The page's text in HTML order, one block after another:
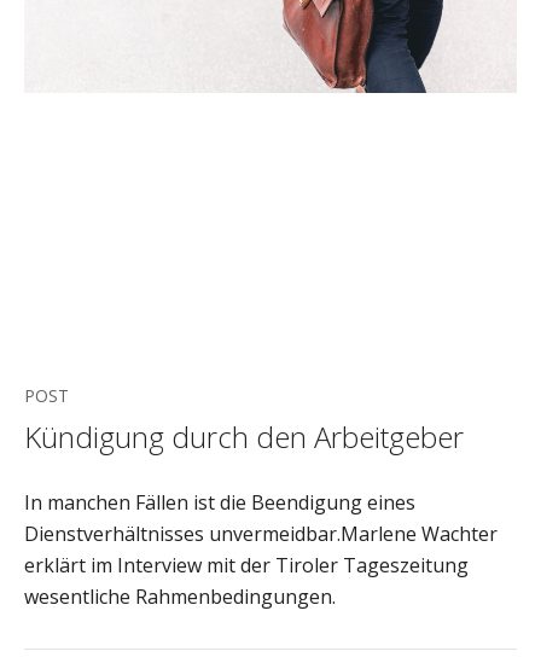
POST
Kündigung durch den Arbeitgeber
In manchen Fällen ist die Beendigung eines
Dienstverhältnisses unvermeidbar.Marlene Wachter
erklärt im Interview mit der Tiroler Tageszeitung
wesentliche Rahmenbedingungen.